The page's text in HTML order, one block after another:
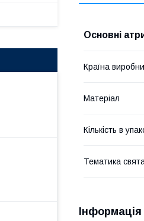
Основні
Країна
Матеріал
Кількість в
Тематика